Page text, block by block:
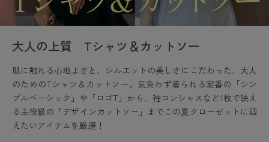
大人の上質 Tシャツ＆カットソー
肌に触れる心地よさと、シルエットの美しさにこだわった、大人
のためのTシャツ＆カットソー。気負わず着られる定番の「シン
プルベーシック」や「ロゴT」から、袖コンシャスなど1枚で映え
る主役級の「デザインカットソー」までこの夏クローゼットに迎
えたいアイテムを厳選！